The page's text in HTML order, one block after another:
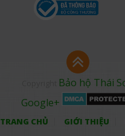
Bảo hộ Thái
Google+
TRANG CHỦ GIỚI THIỆU